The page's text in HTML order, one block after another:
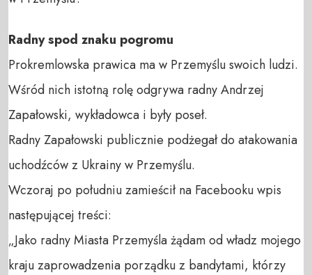
Radny spod znaku pogromu
Prokremlowska prawica ma w Przemyślu swoich ludzi.
Wśród nich istotną rolę odgrywa radny Andrzej
Zapałowski, wykładowca i były poseł.
Radny Zapałowski publicznie podżegał do atakowania
uchodźców z Ukrainy w Przemyślu.
Wczoraj po południu zamieścił na Facebooku wpis
następującej treści:
„Jako radny Miasta Przemyśla żądam od władz mojego
kraju zaprowadzenia porządku z bandytami, którzy